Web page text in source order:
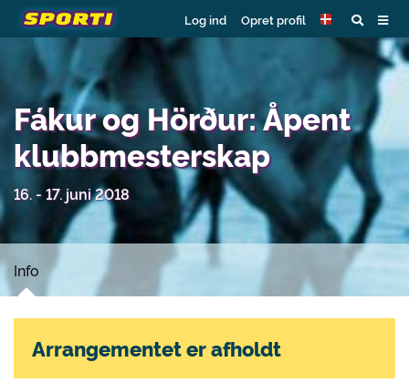
Log ind Opret profil
Fákur og Hörður: Åpent
klubbmesterskap
16. - 17. juni 2018
Info
Arrangementet er afholdt